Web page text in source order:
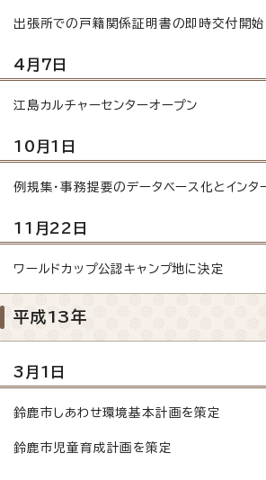
出張所での戸籍関係証明書の即時交付開始
4月7日
江島カルチャーセンターオープン
10月1日
例規集・事務提要のデータベース化とインタ
11月22日
ワールドカップ公認キャンプ地に決定
平成13年
3月1日
鈴鹿市しあわせ環境基本計画を策定
鈴鹿市児童育成計画を策定